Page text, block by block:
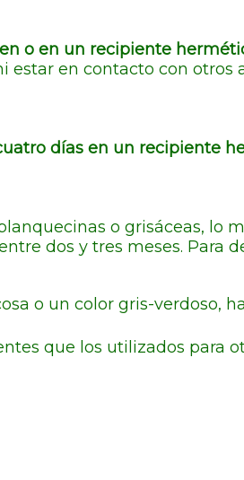
o en un recipiente
estar en contacto con otros
días en un recipiente
o grisáceas, lo
dos y tres meses. Para
o un color gris-verdoso,
que los utilizados para